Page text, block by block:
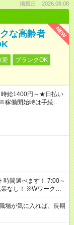
掲載日：2026.08.08
NEW
な高齢者
迎
ブランクOK
給1400円～★日払い
働開始時は手続き完
ワークの
業はご案内できませ
会保険への加入対象
原則禁止）により、
合があります
が気に入れば、長期